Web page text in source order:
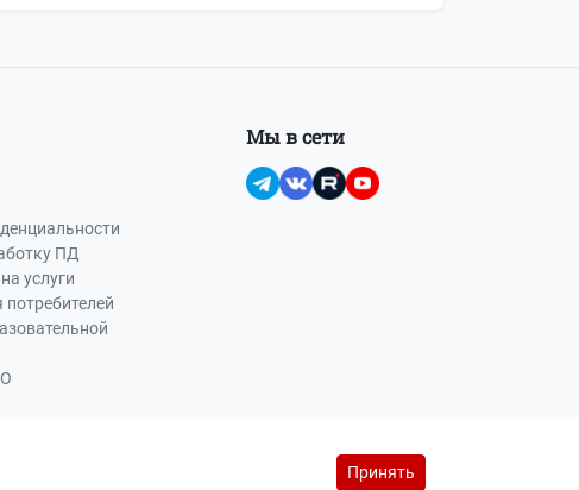
ПД
услуги
Мы в сети
Принять